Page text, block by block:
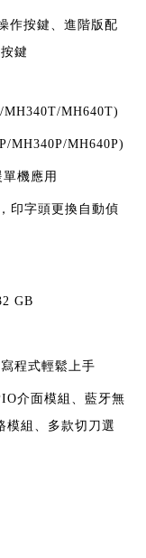
作按鍵、進階版配
鍵
MH640T)
MH340P/MH640P)
機應用
印字頭更換自動偵
GB
程式輕鬆上手
介面模組、藍牙無
模組、多款切刀選